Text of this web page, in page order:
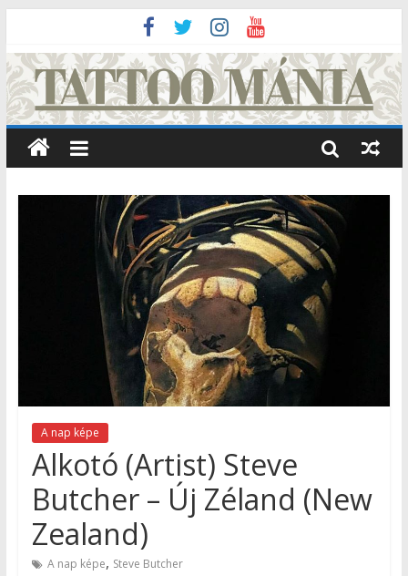
A nap képe
Alkotó (Artist) Steve
Butcher – Új Zéland (New
Zealand)
A nap képe, Steve Butcher